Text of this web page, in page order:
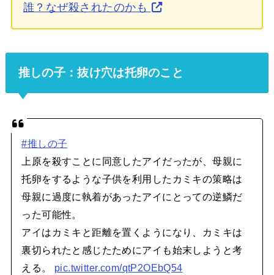
誰？なぜ殺されたのかも
推しの子：抜け穴は托卵のこと
#推しの子
上原を殺すことに同意したアイだったが、母親に
托卵をするような子供を利用したカミキの策略は
母親に過度に執着があったアイにとっての逆鱗だ
った可能性。
アイはカミキと距離を置くようになり、カミキは
裏切られたと感じたためにアイも始末しようと考
える。 pic.twitter.com/qtP2OEbQ54